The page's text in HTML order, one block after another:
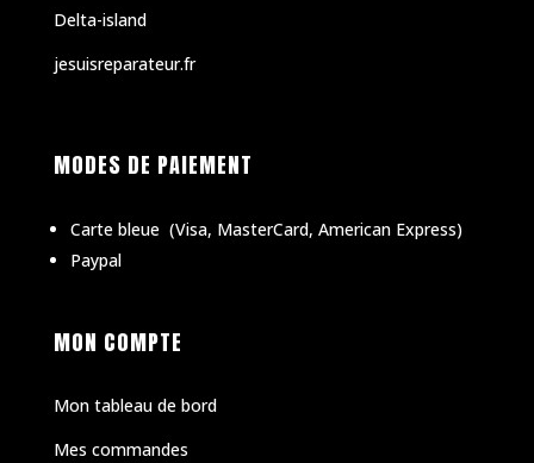
Delta-island
jesuisreparateur.fr
MODES DE PAIEMENT
Carte bleue (Visa, MasterCard, American Express)
Paypal
MON COMPTE
Mon tableau de bord
Mes commandes